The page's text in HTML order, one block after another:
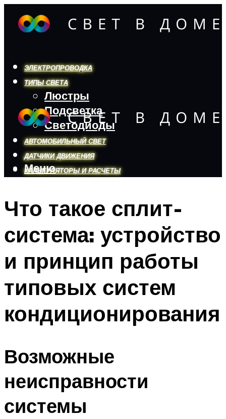
ЭЛЕКТРОПРОВОДКА
ТИПЫ СВЕТА
Люстры
Подсветка
Светодиоды
АВТОМОБИЛЬНЫЙ СВЕТ
ДАТЧИКИ ДВИЖЕНИЯ
КАЛЬКУЛЯТОРЫ И РАСЧЕТЫ
Меню
Меню
Что такое сплит-
система: устройство
и принцип работы
типовых систем
кондиционирования
Возможные
неисправности
системы